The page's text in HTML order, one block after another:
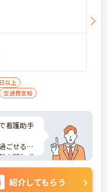
以上
交通費支給
看護助手
ごせるよ
を問わず
通勤可能
全週休
も大切に
紹介してもらう